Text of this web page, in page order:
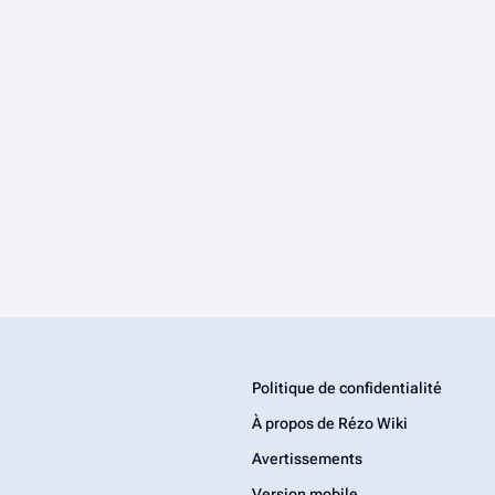
Politique de confidentialité
À propos de Rézo Wiki
Avertissements